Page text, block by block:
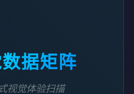
据矩阵
视觉体验扫描